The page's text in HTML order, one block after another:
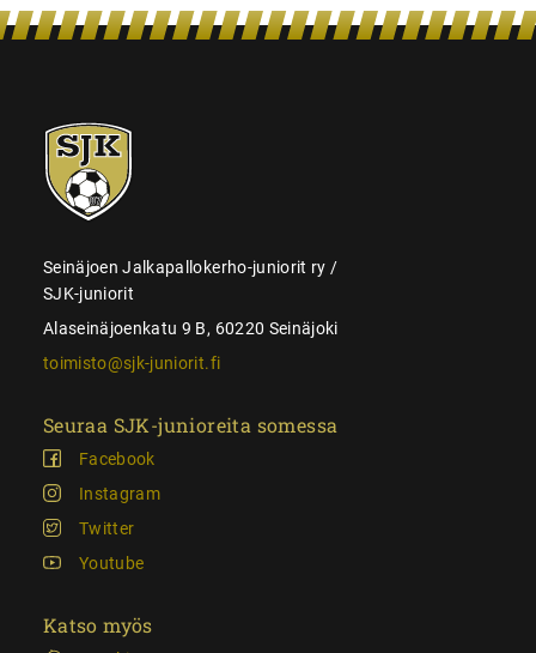
SJK-
juniorit
Seinäjoen Jalkapallokerho-juniorit ry /
SJK-juniorit
Alaseinäjoenkatu 9 B, 60220 Seinäjoki
toimisto@sjk-juniorit.fi
Seuraa SJK-junioreita somessa
Facebook
Instagram
Twitter
Youtube
Katso myös